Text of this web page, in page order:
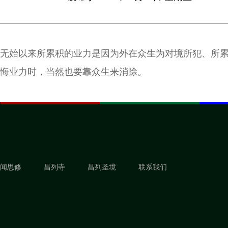
无始以来所累积的业力是因为外在众生为对境所犯、所
悔业力时，当然也要靠众生来消除。
闻思修 昌列寺 昌列圣境 联系我们